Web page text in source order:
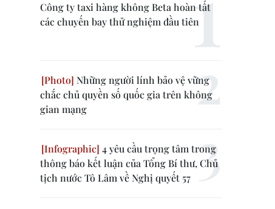
Công ty taxi hàng không Beta hoàn tất
các chuyến bay thử nghiệm đầu tiên
Những người lính bảo vệ vững
chắc chủ quyền số quốc gia trên không
gian mạng
4 yêu cầu trọng tâm trong
thông báo kết luận của Tổng Bí thư, Chủ
tịch nước Tô Lâm về Nghị quyết 57